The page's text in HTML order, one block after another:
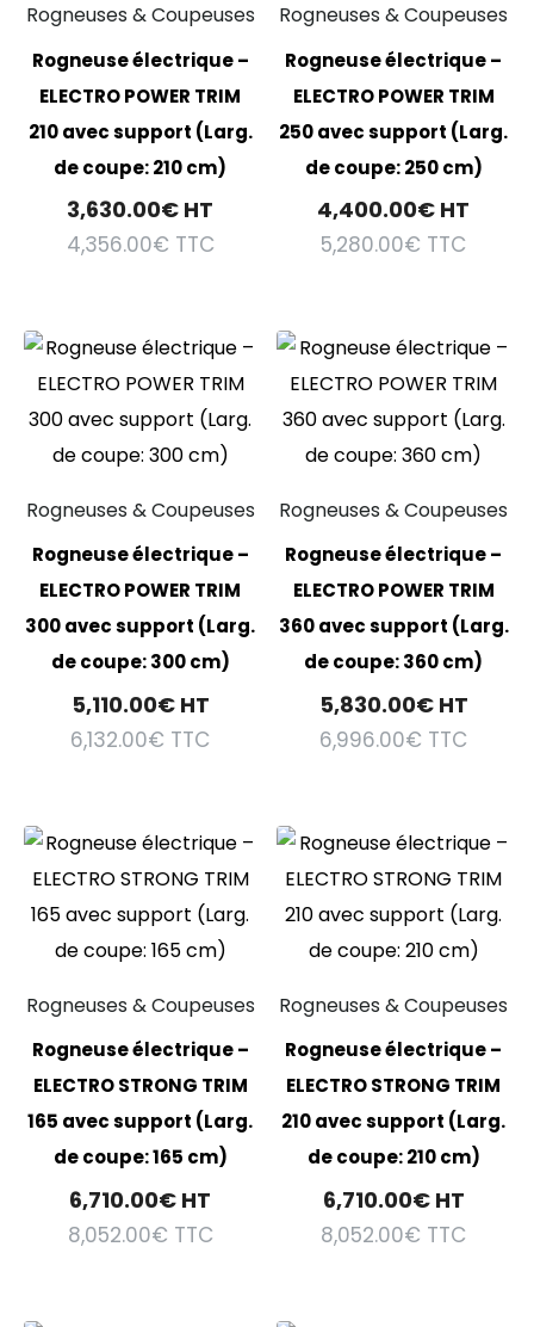
Rogneuses & Coupeuses
Rogneuse électrique –
ELECTRO POWER TRIM
210 avec support (Larg.
de coupe: 210 cm)
3,630.00€ HT
4,356.00€ TTC
Rogneuses & Coupeuses
Rogneuse électrique –
ELECTRO POWER TRIM
250 avec support (Larg.
de coupe: 250 cm)
4,400.00€ HT
5,280.00€ TTC
Rogneuses & Coupeuses
Rogneuse électrique –
ELECTRO POWER TRIM
300 avec support (Larg.
de coupe: 300 cm)
5,110.00€HT
6,132.00€ TTC
Rogneuses & Coupeuses
Rogneuse électrique –
ELECTRO POWER TRIM
360 avec support (Larg.
de coupe: 360 cm)
5,830.00€HT
6,996.00€ TTC
Rogneuses & Coupeuses
Rogneuse électrique –
ELECTRO STRONG TRIM
165 avec support (Larg.
de coupe: 165 cm)
6,710.00€ HT
8,052.00€ TTC
Rogneuses & Coupeuses
Rogneuse électrique –
ELECTRO STRONG TRIM
210 avec support (Larg.
de coupe: 210 cm)
6,710.00€HT
8,052.00€ TTC